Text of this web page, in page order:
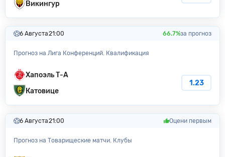
Викингур
6 Августа21:00 66.7%за прогноз
Прогноз на Лига Конференций. Квалификация
Хапоэль Т-А
Катовице
1.23
6 Августа21:00 Оцени первым
Прогноз на Товарищеские матчи. Клубы